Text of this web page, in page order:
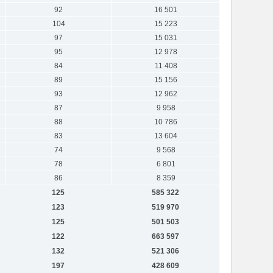
92
16 501
104
15 223
97
15 031
95
12 978
84
11 408
89
15 156
93
12 962
87
9 958
88
10 786
83
13 604
74
9 568
78
6 801
86
8 359
125
585 322
123
519 970
125
501 503
122
663 597
132
521 306
197
428 609